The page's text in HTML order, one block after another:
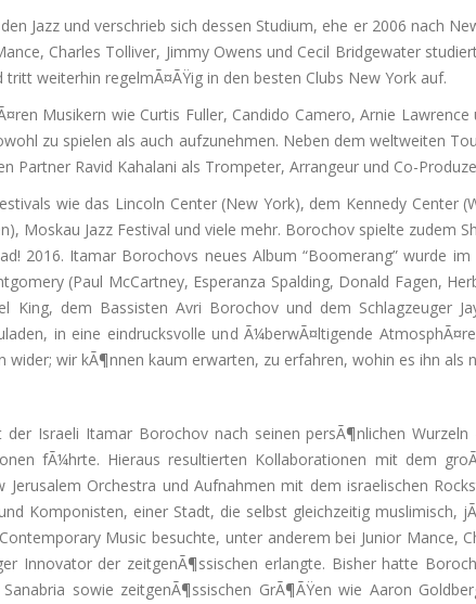
Jazz und verschrieb sich dessen Studium, ehe er 2006 nach
Charles Tolliver, Jimmy Owens und Cecil Bridgewater
weiterhin regelmÃ¤ÃŸig in den besten Clubs New York auf.
Musikern wie Curtis Fuller, Candido Camero, Arnie
zu spielen als auch aufzunehmen. Neben dem weltweiten
Partner Ravid Kahalani als Trompeter, Arrangeur und Co-
wie das Lincoln Center (New York), dem Kennedy Center
Moskau Jazz Festival und viele mehr. Borochov spielte zudem
2016. Itamar Borochovs neues Album “Boomerang” wurde
(Paul McCartney, Esperanza Spalding, Donald Fagen,
King, dem Bassisten Avri Borochov und dem Schlagzeuger
in eine eindrucksvolle und Ã¼berwÃ¤ltigende
wider; wir kÃ¶nnen kaum erwarten, zu erfahren, wohin es ihn als
Israeli Itamar Borochov nach seinen persÃ¶nlichen
fÃ¼hrte. Hieraus resultierten Kollaborationen mit dem
Orchestra und Aufnahmen mit dem israelischen
Komponisten, einer Stadt, die selbst gleichzeitig muslimisch,
Music besuchte, unter anderem bei Junior Mance,
Innovator der zeitgenÃ¶ssischen erlangte. Bisher hatte
sowie zeitgenÃ¶ssischen GrÃ¶ÃŸen wie Aaron